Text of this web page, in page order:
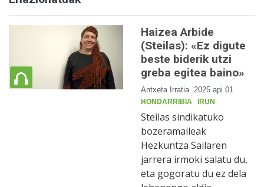
Haizea Arbide
(Steilas): «Ez digute
beste biderik utzi
greba egitea baino»
Antxeta Irratia 2025 api 01
HONDARRIBIA IRUN
Steilas sindikatuko
bozeramaileak
Hezkuntza Sailaren
jarrera irmoki salatu du,
eta gogoratu du ez dela